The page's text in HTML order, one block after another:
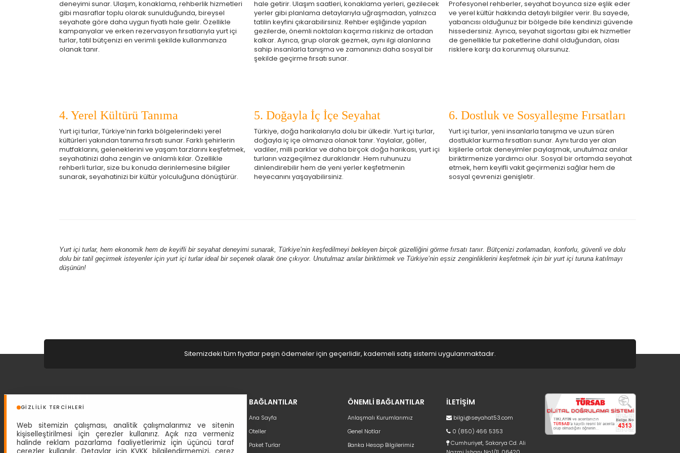
GIZLILIK TERCIHLERI
Web sitemizin çalışması, analitik çalışmalarımız ve sitenin
kişiselleştirilmesi için çerezler kullanırız. Açık rıza vermeniz
halinde reklam pazarlama faaliyetlerimiz için üçüncü taraf
Size ve ilgi alanlarınıza uygun reklamlar göstermek için kullanılır.
Kapatırsanız reklamları görmeye devam edersiniz, ancak daha
az alakalı olabilirler.
deneyimi sunar. Ulaşım, konaklama, rehberlik hizmetleri
gibi masraflar toplu olarak sunulduğunda, bireysel
seyahate göre daha uygun fiyatlı hale gelir. Özellikle
kampanyalar ve erken rezervasyon fırsatlarıyla yurt içi
turlar, tatil bütçenizi en verimli şekilde kullanmanıza
olanak tanır.
hale getirir. Ulaşım saatleri, konaklama yerleri, gezilecek
yerler gibi planlama detaylarıyla uğraşmadan, yalnızca
tatilin keyfini çıkarabilirsiniz. Rehber eşliğinde yapılan
gezilerde, önemli noktaları kaçırma riskiniz de ortadan
kalkar. Ayrıca, grup olarak gezmek, aynı ilgi alanlarına
sahip insanlarla tanışma ve zamanınızı daha sosyal bir
şekilde geçirme fırsatı sunar.
Profesyonel rehberler, seyahat boyunca size eşlik eder
ve yerel kültür hakkında detaylı bilgiler verir. Bu sayede,
yabancısı olduğunuz bir bölgede bile kendinizi güvende
hissedersiniz. Ayrıca, seyahat sigortası gibi ek hizmetler
de genellikle tur paketlerine dahil olduğundan, olası
risklere karşı da korunmuş olursunuz.
4. Yerel Kültürü Tanıma
Yurt içi turlar, Türkiye’nin farklı bölgelerindeki yerel
kültürleri yakından tanıma fırsatı sunar. Farklı şehirlerin
mutfaklarını, geleneklerini ve yaşam tarzlarını keşfetmek,
seyahatinizi daha zengin ve anlamlı kılar. Özellikle
rehberli turlar, size bu konuda derinlemesine bilgiler
sunarak, seyahatinizi bir kültür yolculuğuna dönüştürür.
5. Doğayla İç İçe Seyahat
Türkiye, doğa harikalarıyla dolu bir ülkedir. Yurt içi turlar,
doğayla iç içe olmanıza olanak tanır. Yaylalar, göller,
vadiler, milli parklar ve daha birçok doğa harikası, yurt içi
turların vazgeçilmez duraklarıdır. Hem ruhunuzu
dinlendirebilir hem de yeni yerler keşfetmenin
heyecanını yaşayabilirsiniz.
6. Dostluk ve Sosyalleşme Fırsatları
Yurt içi turlar, yeni insanlarla tanışma ve uzun süren
dostluklar kurma fırsatları sunar. Aynı turda yer alan
kişilerle ortak deneyimler paylaşmak, unutulmaz anılar
biriktirmenize yardımcı olur. Sosyal bir ortamda seyahat
etmek, hem keyifli vakit geçirmenizi sağlar hem de
sosyal çevrenizi genişletir.
Yurt içi turlar, hem ekonomik hem de keyifli bir seyahat deneyimi sunarak, Türkiye’nin keşfedilmeyi bekleyen birçok güzelliğini görme fırsatı tanır. Bütçenizi zorlamadan, konforlu, güvenli ve dolu
dolu bir tatil geçirmek isteyenler için yurt içi turlar ideal bir seçenek olarak öne çıkıyor. Unutulmaz anılar biriktirmek ve Türkiye’nin eşsiz zenginliklerini keşfetmek için bir yurt içi turuna katılmayı
düşünün!
Sitemizdeki tüm fiyatlar peşin ödemeler için geçerlidir, kademeli satış sistemi uygulanmaktadır.
HAKKIMIZDA
seyahat acentesi belgesine sahip acentemiz 1 Eylül 1997
tarihinden beri siz değerli misafirlerine hizmet
vermektedir.Devam »
BAĞLANTILAR
Ana Sayfa
Oteller
Paket Turlar
ÖNEMLİ BAĞLANTILAR
Anlaşmalı Kurumlarımız
Genel Notlar
Banka Hesap Bilgilerimiz
İLETİŞİM
bilgi@seyahat53.com
0 (850) 466 5353
Cumhuriyet, Sakarya Cd. Ali